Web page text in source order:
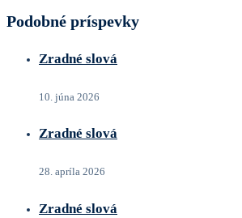
Podobné príspevky
Zradné slová
10. júna 2026
Zradné slová
28. apríla 2026
Zradné slová